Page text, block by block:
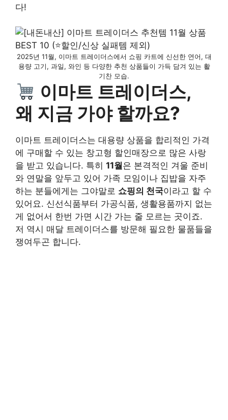
다!
2025년 11월, 이마트 트레이더스에서 쇼핑 카트에 신선한 연어, 대
용량 고기, 과일, 와인 등 다양한 추천 상품들이 가득 담겨 있는 활
기찬 모습.
이마트 트레이더스,
왜 지금 가야 할까요?
이마트 트레이더스는 대용량 상품을 합리적인 가격
에 구매할 수 있는 창고형 할인매장으로 많은 사랑
을 받고 있습니다. 특히 11월 은 본격적인 겨울 준비
와 연말을 앞두고 있어 가족 모임이나 집밥을 자주
하는 분들에게는 그야말로 쇼핑의 천국이라고 할 수
있어요. 신선식품부터 가공식품, 생활용품까지 없는
게 없어서 한번 가면 시간 가는 줄 모르는 곳이죠.
저 역시 매달 트레이더스를 방문해 필요한 물품들을
쟁여두곤 합니다.